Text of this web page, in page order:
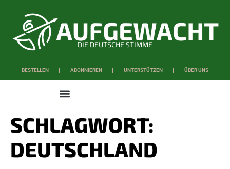
DIE DEUTSCHE STIMME
BESTELLEN ABONNIEREN UNTERSTÜTZEN ÜBER UNS
SCHLAGWORT:
DEUTSCHLAND